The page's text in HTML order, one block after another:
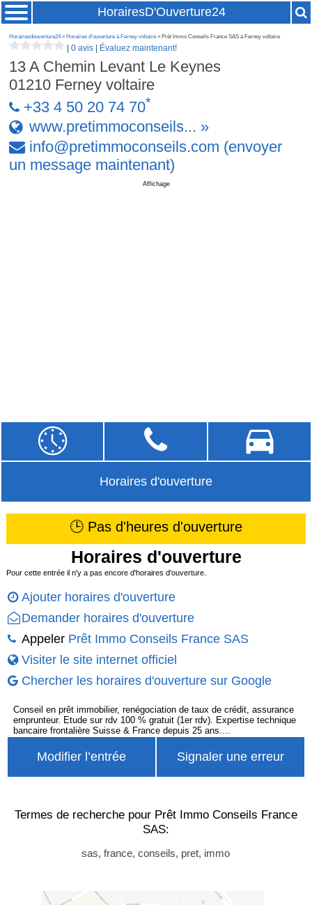
HorairesD'Ouverture24
Horairesdouverture24» Horaires d'ouverture à Ferney voltaire » Prêt Immo Conseils France SAS à Ferney voltaire
|0 avis Évaluez maintenant!
13 A Chemin Levant Le Keynes
01210 Ferney voltaire
+33 4 50 20 74 70*
www.pretimmoconseils... »
info@pretimmoconseils.com (envoyer
un message maintenant)
Affichage
Horaires d'ouverture
🕒 Pas d'heures d'ouverture
Horaires d'ouverture
Pour cette entrée il n'y a pas encore d'horaires d'ouverture.
Ajouter horaires d'ouverture
Demander horaires d'ouverture
Appeler Prêt Immo Conseils France SAS
Visiter le site internet officiel
Chercher les horaires d'ouverture sur Google
Conseil en prêt immobilier, renégociation de taux de crédit, assurance
emprunteur. Etude sur rdv 100 % gratuit (1er rdv). Expertise technique
bancaire frontalière Suisse & France depuis 25 ans....
Modifier l’entrée Signaler une erreur
Termes de recherche pour Prêt Immo Conseils France
SAS:
sas, france, conseils, pret, immo